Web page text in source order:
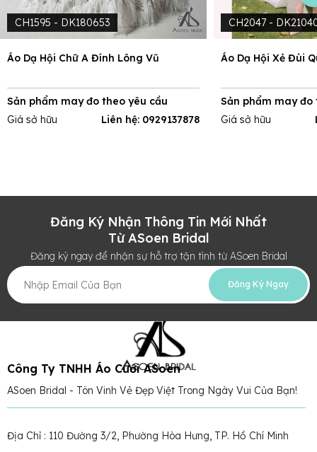
CH1595 - DK180653
Áo Dạ Hội Chữ A Đính Lông Vũ
Sản phẩm may đo theo yêu cầu
Giá sở hữu
Liên hệ: 0929137878
CH2047 -
Áo Dạ Hội Xẻ Đùi
Sản phẩm may đo
Giá sở hữu
Đăng Ký Nhận Thông Tin Mới Nhất
Từ ASoen Bridal
Đăng ký ngay để nhận sự hỗ trợ tận tình từ ASoen Bridal
Đăng Ký Ngay
Công Ty TNHH Áo Cưới ASoen
ASoen Bridal - Tôn Vinh Vẻ Đẹp Việt Trong Ngày Vui Của Bạn!
Địa Chỉ : 110 Đường 3/2, Phường Hòa Hưng, TP. Hồ Chí Minh